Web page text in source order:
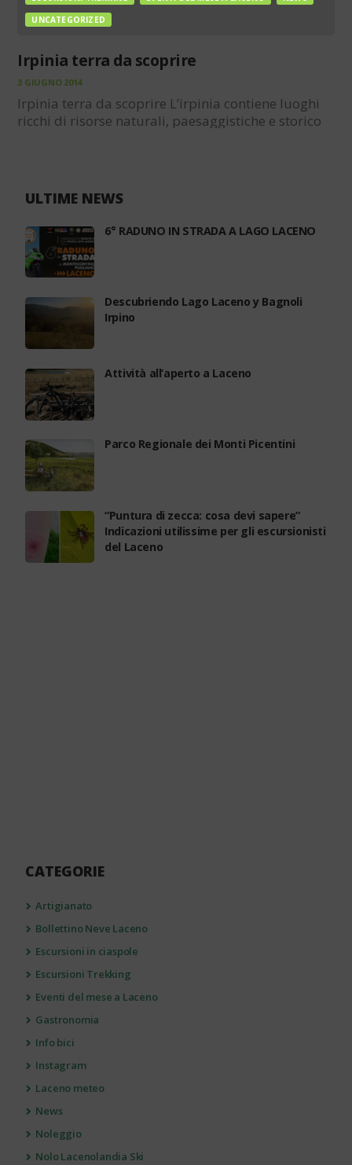
UNCATEGORIZED
Irpinia terra da scoprire
3 GIUGNO 2014
Irpinia terra da scoprire L’irpinia contiene luoghi
ricchi di risorse naturali, paesaggistiche e storico
fauna, l’altopiano del Laceno,…
ULTIME NEWS
6° RADUNO IN STRADA A LAGO LACENO
Descubriendo Lago Laceno y Bagnoli
Irpino
Attività all’aperto a Laceno
Parco Regionale dei Monti Picentini
“Puntura di zecca: cosa devi sapere”
Indicazioni utilissime per gli escursionisti
del Laceno
CATEGORIE
Artigianato
Bollettino Neve Laceno
Escursioni in ciaspole
Escursioni Trekking
Eventi del mese a Laceno
Gastronomia
Info bici
Instagram
Laceno meteo
News
Noleggio
Nolo Lacenolandia Ski